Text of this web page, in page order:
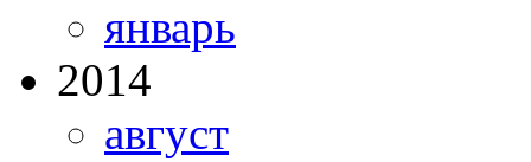
январь
2014
август